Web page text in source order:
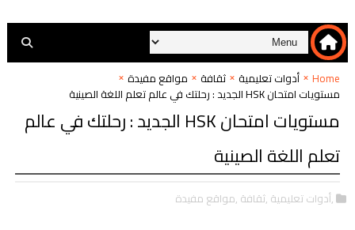
Home أدوات تعليمية ثقافة
مواقع مفيدة
مستويات امتحان HSK الجديد : رحلتك في عالم تعلم اللغة الصينية
مستويات امتحان HSK الجديد : رحلتك في عالم
تعلم اللغة الصينية
,أدوات تعليمية ,ثقافة ,مواقع مفيدة